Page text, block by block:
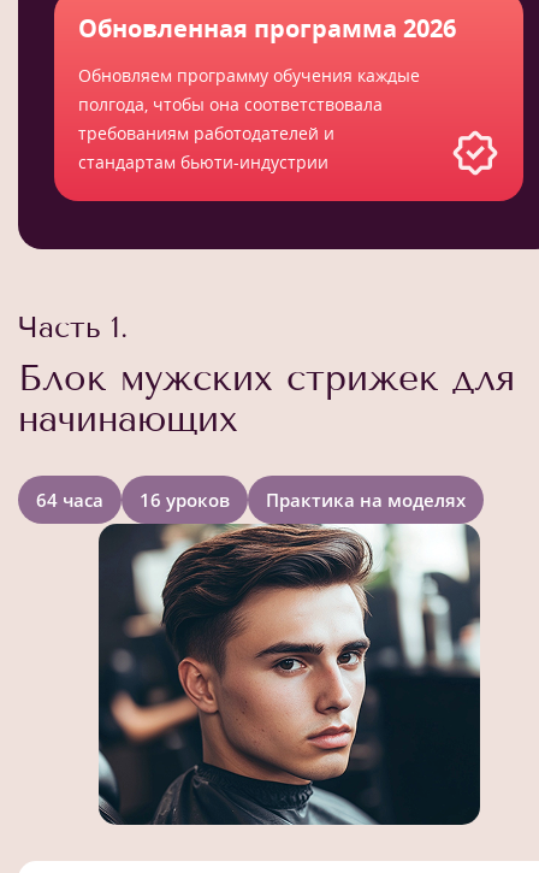
Обновленная программа 2026
Обновляем программу обучения каждые
полгода, чтобы она соответствовала
требованиям работодателей и
стандартам бьюти-индустрии
Часть 1.
Блок мужских стрижек для
начинающих
64 часа 16 уроков Практика на моделях